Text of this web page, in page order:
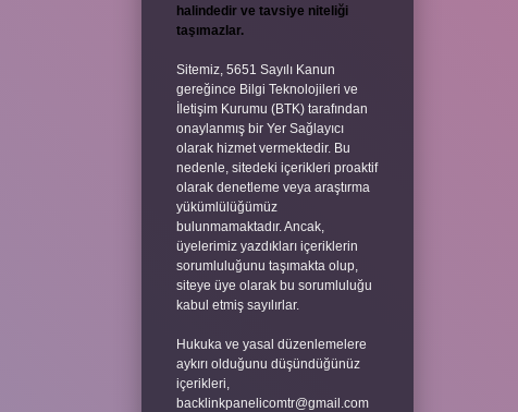
halindedir ve tavsiye niteliği
taşımazlar.
Sitemiz, 5651 Sayılı Kanun
gereğince Bilgi Teknolojileri ve
İletişim Kurumu (BTK) tarafından
onaylanmış bir Yer Sağlayıcı
olarak hizmet vermektedir. Bu
nedenle, sitedeki içerikleri proaktif
olarak denetleme veya araştırma
yükümlülüğümüz
bulunmamaktadır. Ancak,
üyelerimiz yazdıkları içeriklerin
sorumluluğunu taşımakta olup,
siteye üye olarak bu sorumluluğu
kabul etmiş sayılırlar.
Hukuka ve yasal düzenlemelere
aykırı olduğunu düşündüğünüz
içerikleri,
backlinkpanelicomtr@gmail.com